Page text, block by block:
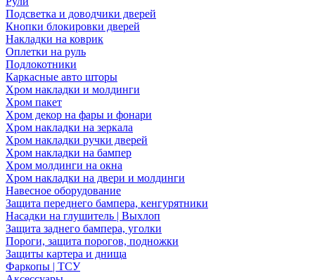
Подсветка и доводчики дверей
Кнопки блокировки дверей
Накладки на коврик
Оплетки на руль
Подлокотники
Каркасные авто шторы
Хром накладки и молдинги
Хром пакет
Хром декор на фары и фонари
Хром накладки на зеркала
Хром накладки ручки дверей
Хром накладки на бампер
Хром молдинги на окна
Хром накладки на двери и молдинги
Навесное оборудование
Защита переднего бампера, кенгурятники
Насадки на глушитель | Выхлоп
Защита заднего бампера, уголки
Пороги, защита порогов, подножки
Защиты картера и днища
Фаркопы | ТСУ